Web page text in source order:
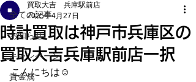
全ての記事
お知らせ
キャンペーン
貴金属
時計買取は神戸市兵庫区の
買取大吉兵庫駅前店一択
買取大吉 兵庫駅前店
2025年4月27日
こんにちは☺